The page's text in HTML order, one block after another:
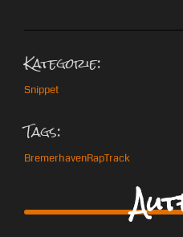
Kategorie:
Snippet
Tags:
BremerhavenRapTrack